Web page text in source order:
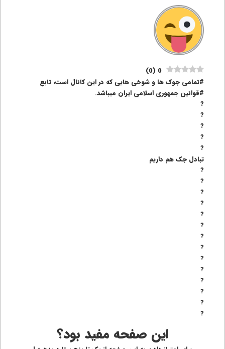
0
(
0
)
#تمامی جوک ها و شوخی هایی که در این کانال است، تابع
#قوانین جمهوری اسلامی ایران میباشد.
?
?
?
?
?
تبادل جک هم داریم
?
?
?
?
?
?
?
?
?
?
?
?
?
?
این صفحه مفید بود؟